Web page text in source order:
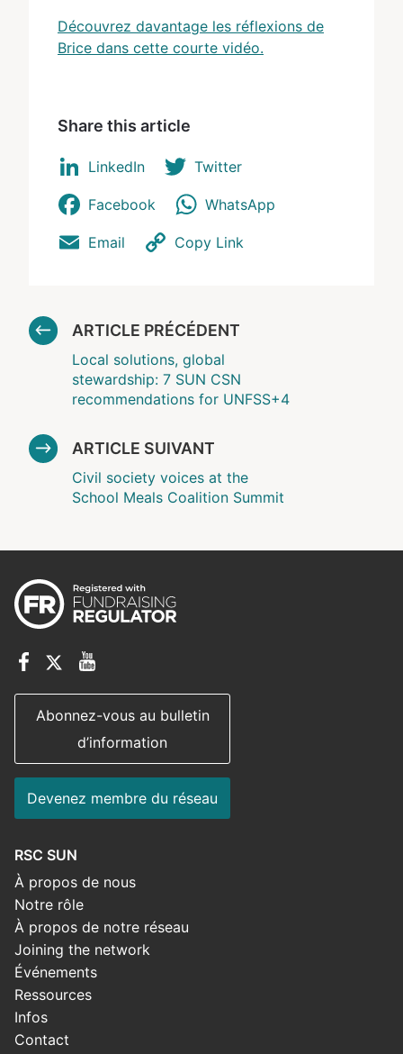
Découvrez davantage les réflexions de
Brice dans cette courte vidéo.
Share this article
LinkedIn Twitter
Facebook WhatsApp
Email Copy Link
ARTICLE PRÉCÉDENT
Local solutions, global
stewardship: 7 SUN CSN
recommendations for UNFSS+4
ARTICLE SUIVANT
Civil society voices at the
School Meals Coalition Summit
Abonnez-vous au bulletin
d’information
Devenez membre du réseau
RSC SUN
À propos de nous
Notre rôle
À propos de notre réseau
Joining the network
Événements
Ressources
Infos
Contact